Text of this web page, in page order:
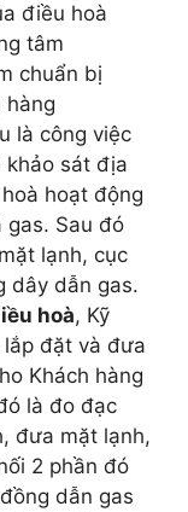
điều hoà
tâm
chuẩn bị
hàng
là công việc
khảo sát địa
hoạt động
gas. Sau đó
lạnh, cục
dây dẫn gas.
hoà, Kỹ
đặt và đưa
Khách hàng
là đo đạc
đưa mặt lạnh,
2 phần đó
dẫn gas